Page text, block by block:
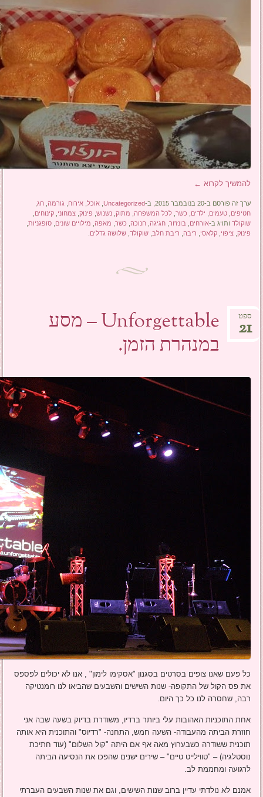
להמשיך לקרוא ←
ערך זה פורסם ב-20 בנובמבר 2015, ב- Uncategorized
,אוכל ,אירוח גורמה ,חג
חטיפים ,טעמים ילדים כשר ,לכל המשפחה מתוק ,נשנוש פינוק ,צמחוני ,קינוחים
שוקולד ותויג ב-אורחים בונז'ור ,חגיגה ,חנוכה כשר מאפה מילויים שונים ,סופגניות
פינוק ,ציפוי ,קלאסי ריבה ריבת חלב ,שוקולד ,שלושה גדלים
Unforgettable – מסע
במנהרת הזמן.
ספט
21
כל פעם שאנו צופים בסרטים בסגנון "אסקימו לימון" , אנו לא יכולים לפספס
את פס הקול של התקופה- שנות השישים והשבעים שהביאו לנו רומנטיקה
רבה, שחסרה לנו כל כך היום.
אחת התוכניות האהובות עלי ביותר ברדיו, משודרת בדיוק בשעה שבה אני
חוזרת הביתה מהעבודה- השעה חמש, התחנה- "רדיוס" והתוכנית היא אותה
תוכנית ששודרה כשבערוץ מאה אף אם היתה "קול השלום" (עוד חתיכת
נוסטלגיה) – "טווילייט טיים" – שירים ישנים שהפכו את הנסיעה הביתה
לרגועה ומחממת לב.
אמנם לא נולדתי עדיין ברוב שנות השישים, וגם את שנות השבעים העברתי